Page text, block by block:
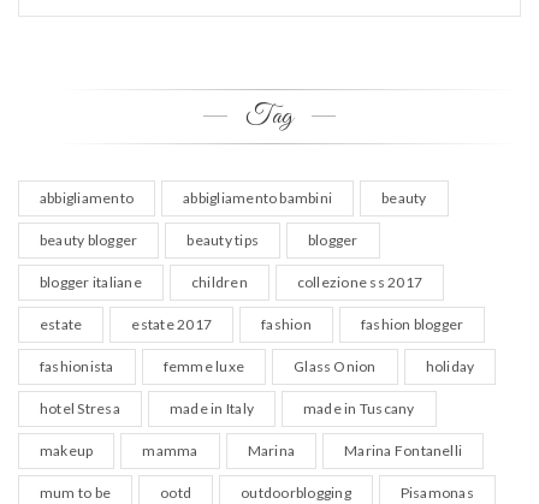
Tag
abbigliamento abbigliamento bambini beauty
beauty blogger beauty tips blogger
blogger italiane children collezione ss 2017
estate estate 2017 fashion fashion blogger
fashionista femme luxe Glass Onion holiday
hotel Stresa made in Italy made in Tuscany
makeup mamma Marina Marina Fontanelli
mum to be ootd outdoorblogging Pisamonas